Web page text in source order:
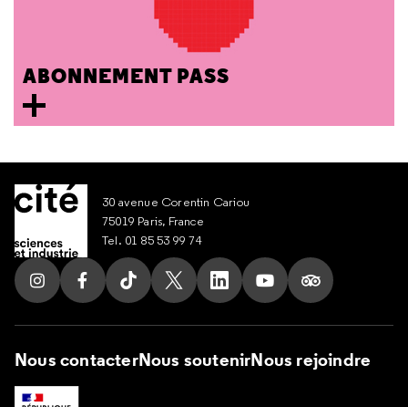
ABONNEMENT PASS
30 avenue Corentin Cariou
75019 Paris, France
Tel. 01 85 53 99 74
Suivez nous sur Instagram
Suivez nous sur Facebook
Suivez nous sur Tik Tok
Suivez nous sur X
Suivez nous sur LinkedIn
Suivez nous sur
Suivez nous
Nous contacterNous soutenirNous rejoindre